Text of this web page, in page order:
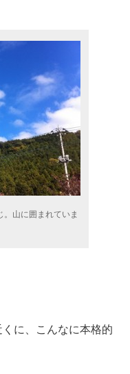
山に囲まれていま
に、こんなに本格的